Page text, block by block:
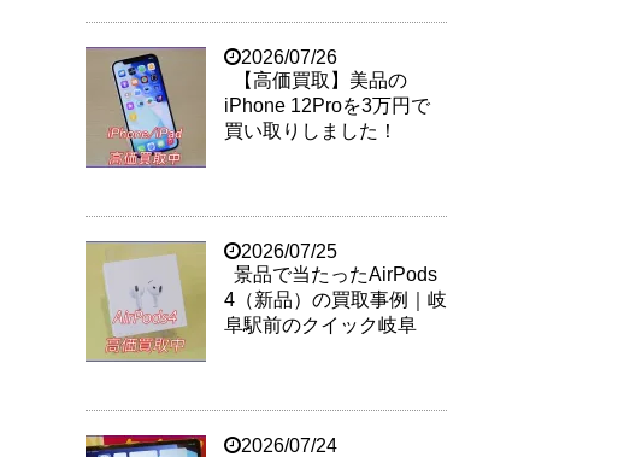
2026/07/26
【高価買取】美品の
iPhone 12Proを3万円で
買い取りしました！
2026/07/25
景品で当たったAirPods
4（新品）の買取事例｜岐
阜駅前のクイック岐阜
2026/07/24